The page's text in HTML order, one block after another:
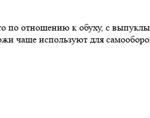
по отношению к обуху, с
чаще используют для